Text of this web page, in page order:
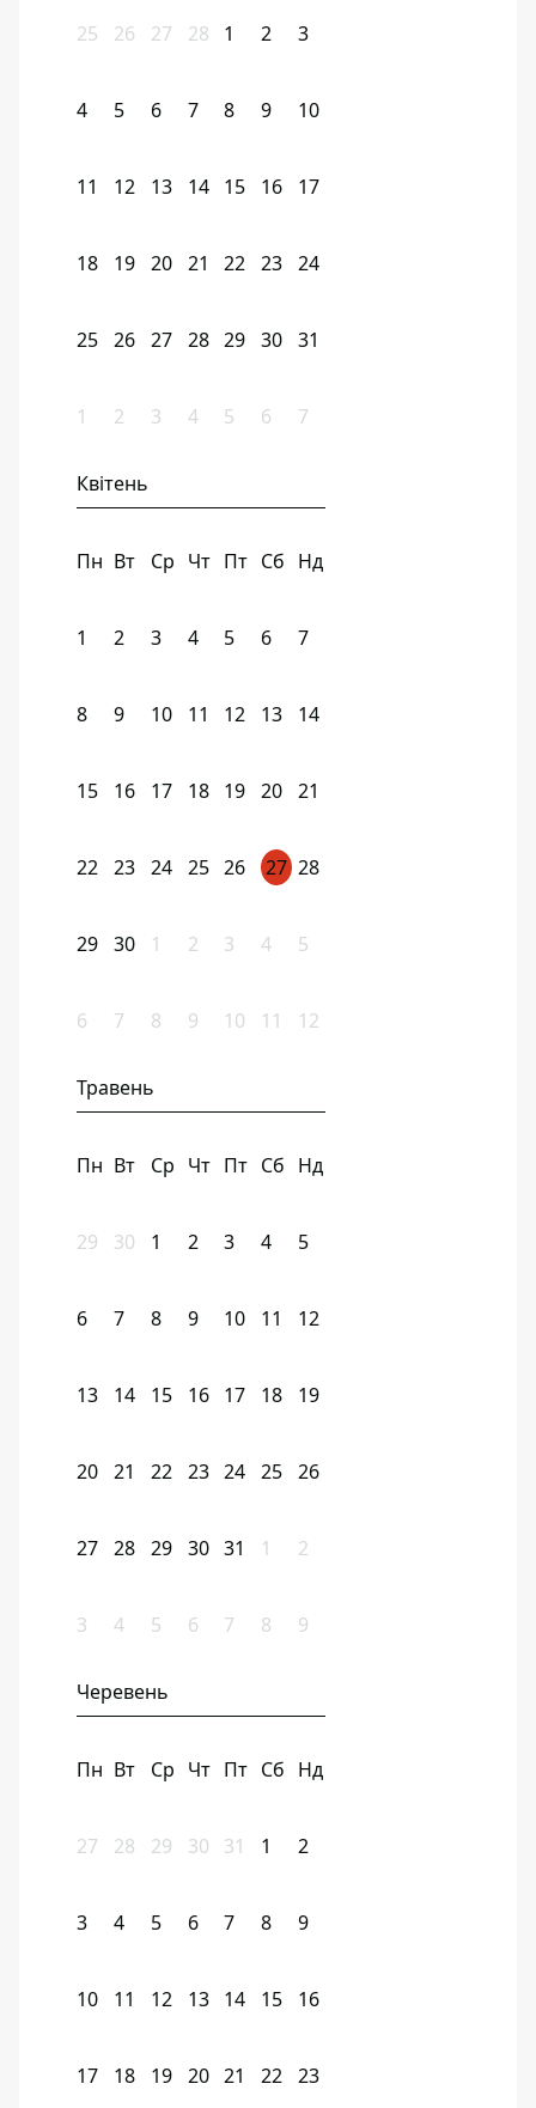
25 26 27 28 1 2 3
4 5 6 7 8 9 10
11 12 13 14 15 16 17
18 19 20 21 22 23 24
25 26 27 28 29 30 31
1 2 3 4 5 6 7
Квітень
Пн Вт Ср Чт Пт Сб Нд
1 2 3 4 5 6 7
8 9 10 11 12 13 14
15 16 17 18 19 20 21
22 23 24 25 26 27 28
29 30 1 2 3 4 5
6 7 8 9 10 11 12
Травень
Пн Вт Ср Чт Пт Сб Нд
29 30 1 2 3 4 5
6 7 8 9 10 11 12
13 14 15 16 17 18 19
20 21 22 23 24 25 26
27 28 29 30 31 1 2
3 4 5 6 7 8 9
Черевень
Пн Вт Ср Чт Пт Сб Нд
27 28 29 30 31 1 2
3 4 5 6 7 8 9
10 11 12 13 14 15 16
17 18 19 20 21 22 23